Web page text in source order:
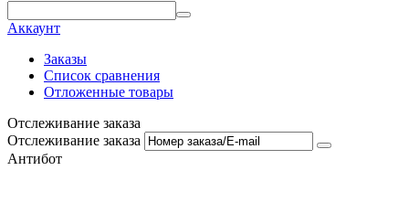
Аккаунт
Заказы
Список сравнения
Отложенные товары
Отслеживание заказа
Отслеживание заказа
Антибот